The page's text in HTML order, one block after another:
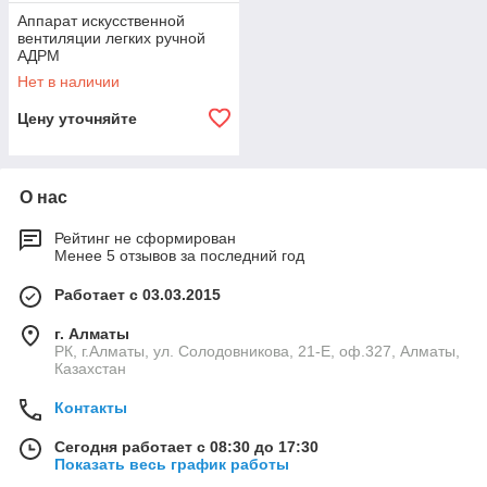
Аппарат искусственной
вентиляции легких ручной
АДРМ
Нет в наличии
Цену уточняйте
О нас
Рейтинг не сформирован
Менее 5 отзывов за последний год
Работает с 03.03.2015
г. Алматы
РК, г.Алматы, ул. Солодовникова, 21-Е, оф.327, Алматы,
Казахстан
Контакты
Сегодня работает с 08:30 до 17:30
Показать весь график работы